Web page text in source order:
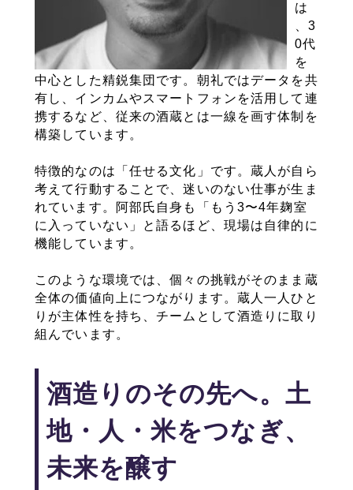
は
、3
0代
を
中心とした精鋭集団です。朝礼ではデータを共
有し、インカムやスマートフォンを活用して連
携するなど、従来の酒蔵とは一線を画す体制を
構築しています。
特徴的なのは「任せる文化」です。蔵人が自ら
考えて行動することで、迷いのない仕事が生ま
れています。阿部氏自身も「もう3〜4年麹室
に入っていない」と語るほど、現場は自律的に
機能しています。
このような環境では、個々の挑戦がそのまま蔵
全体の価値向上につながります。蔵人一人ひと
りが主体性を持ち、チームとして酒造りに取り
組んでいます。
酒造りのその先へ。土
地・人・米をつなぎ、
未来を醸す